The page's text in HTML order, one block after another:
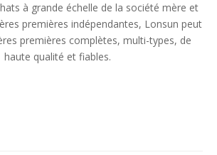
à grande échelle de la société mère et
premières indépendantes, Lonsun peut
premières complètes, multi-types, de
haute qualité et fiables.